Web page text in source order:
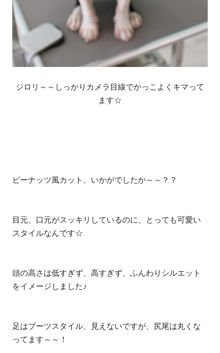
ジロリ～～しっかりカメラ目線でかっこよくキマって
ます☆
ピーナッツ風カット、いかがでしたか～～？？
目元、口元がスッキリしているのに、とっても可愛い
スタイルなんです☆
頭の高さは低すぎず、高すぎず、ふんわりシルエット
をイメージしました♪
足はブーツスタイル、見えないですが、尻尾は丸くな
ってます～～！